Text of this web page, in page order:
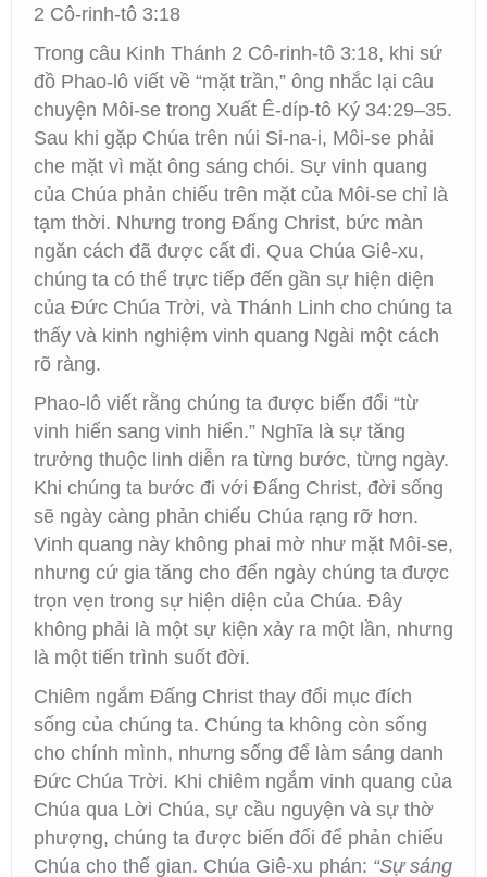
2 Cô-rinh-tô 3:18
Trong câu Kinh Thánh 2 Cô-rinh-tô 3:18, khi sứ
đồ Phao-lô viết về “mặt trần,” ông nhắc lại câu
chuyện Môi-se trong Xuất Ê-díp-tô Ký 34:29–35.
Sau khi gặp Chúa trên núi Si-na-i, Môi-se phải
che mặt vì mặt ông sáng chói. Sự vinh quang
của Chúa phản chiếu trên mặt của Môi-se chỉ là
tạm thời. Nhưng trong Đấng Christ, bức màn
ngăn cách đã được cất đi. Qua Chúa Giê-xu,
chúng ta có thể trực tiếp đến gần sự hiện diện
của Đức Chúa Trời, và Thánh Linh cho chúng ta
thấy và kinh nghiệm vinh quang Ngài một cách
rõ ràng.
Phao-lô viết rằng chúng ta được biến đổi “từ
vinh hiển sang vinh hiển.” Nghĩa là sự tăng
trưởng thuộc linh diễn ra từng bước, từng ngày.
Khi chúng ta bước đi với Đấng Christ, đời sống
sẽ ngày càng phản chiếu Chúa rạng rỡ hơn.
Vinh quang này không phai mờ như mặt Môi-se,
nhưng cứ gia tăng cho đến ngày chúng ta được
trọn vẹn trong sự hiện diện của Chúa. Đây
không phải là một sự kiện xảy ra một lần, nhưng
là một tiến trình suốt đời.
Chiêm ngắm Đấng Christ thay đổi mục đích
sống của chúng ta. Chúng ta không còn sống
cho chính mình, nhưng sống để làm sáng danh
Đức Chúa Trời. Khi chiêm ngắm vinh quang của
Chúa qua Lời Chúa, sự cầu nguyện và sự thờ
phượng, chúng ta được biến đổi để phản chiếu
Chúa cho thế gian. Chúa Giê-xu phán: “Sự sáng